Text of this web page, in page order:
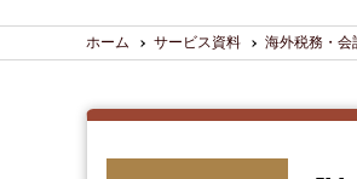
ホーム サービス資料 海外税務・会